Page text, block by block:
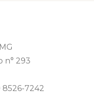
n° 293
8526-7242